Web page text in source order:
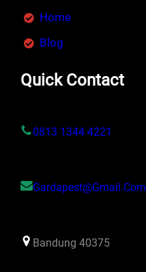
Home
Blog
Quick Contact
0813 1344 4221
Gardapest@gmail.com
Bandung 40375